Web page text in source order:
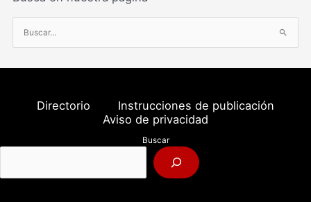
u
s
o
:
Directorio
Instrucciones de publicación
Aviso de privacidad
Buscar